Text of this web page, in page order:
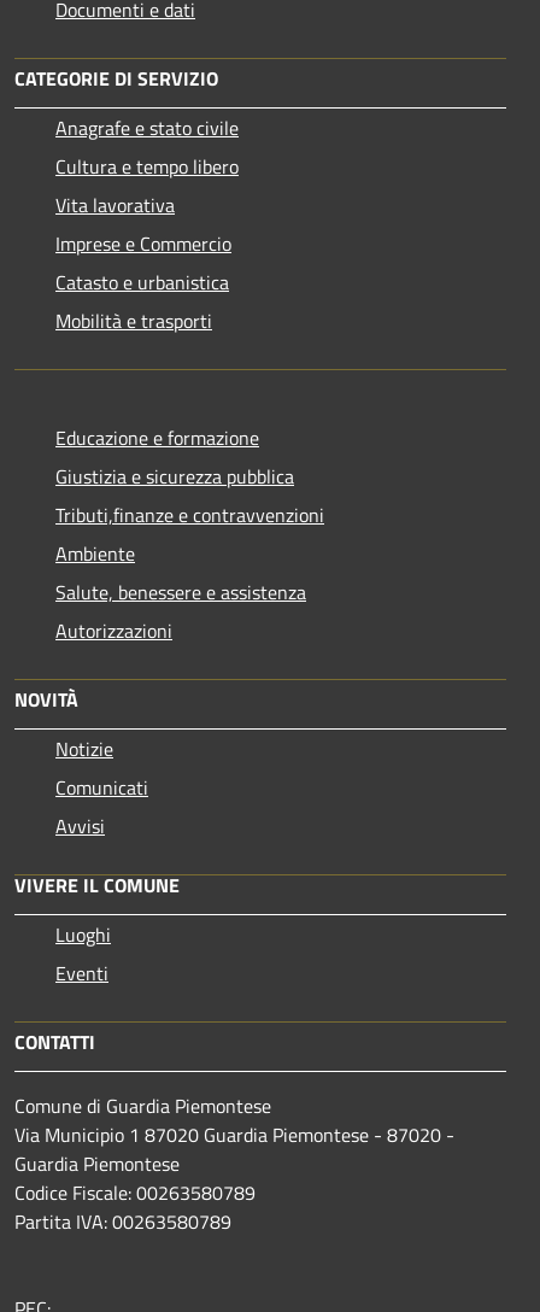
Documenti e dati
CATEGORIE DI SERVIZIO
Anagrafe e stato civile
Cultura e tempo libero
Vita lavorativa
Imprese e Commercio
Catasto e urbanistica
Mobilità e trasporti
Educazione e formazione
Giustizia e sicurezza pubblica
Tributi,finanze e contravvenzioni
Ambiente
Salute, benessere e assistenza
Autorizzazioni
NOVITÀ
Notizie
Comunicati
Avvisi
VIVERE IL COMUNE
Luoghi
Eventi
CONTATTI
Comune di Guardia Piemontese
Via Municipio 1 87020 Guardia Piemontese - 87020 -
Guardia Piemontese
Codice Fiscale: 00263580789
Partita IVA: 00263580789